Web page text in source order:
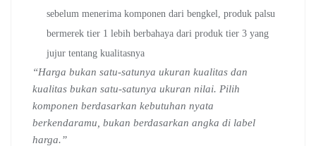
sebelum menerima komponen dari bengkel, produk palsu
bermerek tier 1 lebih berbahaya dari produk tier 3 yang
jujur tentang kualitasnya
“Harga bukan satu-satunya ukuran kualitas dan
kualitas bukan satu-satunya ukuran nilai. Pilih
komponen berdasarkan kebutuhan nyata
berkendaramu, bukan berdasarkan angka di label
harga.”